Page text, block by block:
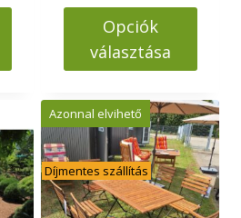
-
588000 Ft
Opciók
választása
a
terméknek
több
variációja
van.
Azonnal elvihető
Díjmentes szállítás